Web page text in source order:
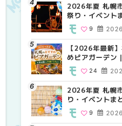
2026年夏 札幌
祭り・イベント
MouLa9
【2026年最新
めビアガーデン
順に徹底紹介！
穴場テラスまで
HOKKAIDO
24
2026年夏 札幌
り・イベントま
MouLa9
祭
り
祭
り
祭
祭